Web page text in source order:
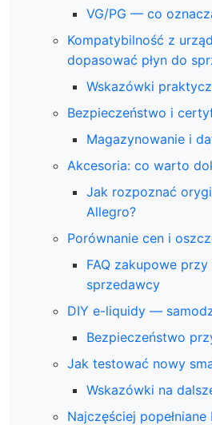
VG/PG — co
Kompatybilność z
dopasować płyn do
Wskazówki
Bezpieczeństwo i
Magazynowanie i
Akcesoria: co warto
Jak rozpoznać
Allegro?
Porównanie cen i
FAQ zakupowe
sprzedawcy
DIY e-liquidy —
Bezpieczeństwo
Jak testować nowy
Wskazówki na
Najczęściej popełniane